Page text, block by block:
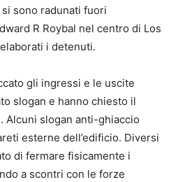
sono radunati fuori
R Roybal nel centro di Los
i detenuti.
gli ingressi e le uscite
slogan e hanno chiesto il
Alcuni slogan anti-ghiaccio
esterne dell’edificio. Diversi
di fermare fisicamente i
a scontri con le forze